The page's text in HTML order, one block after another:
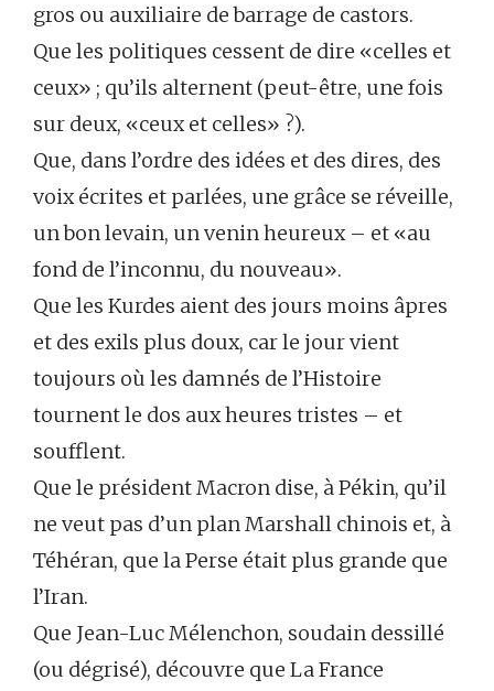
gros ou auxiliaire de barrage de castors.
Que les politiques cessent de dire «celles et
ceux» ; qu’ils alternent (peut-être, une fois
sur deux, «ceux et celles» ?).
Que, dans l’ordre des idées et des dires, des
voix écrites et parlées, une grâce se réveille,
un bon levain, un venin heureux – et «au
fond de l’inconnu, du nouveau».
Que les Kurdes aient des jours moins âpres
et des exils plus doux, car le jour vient
toujours où les damnés de l’Histoire
tournent le dos aux heures tristes – et
soufflent.
Que le président Macron dise, à Pékin, qu’il
ne veut pas d’un plan Marshall chinois et, à
Téhéran, que la Perse était plus grande que
l’Iran.
Que Jean-Luc Mélenchon, soudain dessillé
(ou dégrisé), découvre que La France